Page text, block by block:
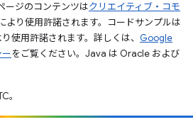
ージのコンテンツはクリエイティブ・コモ
より使用許諾されます。コードサンプルは
り使用許諾されます。詳しくは、 Google
をご覧ください。Java は Oracle および
。